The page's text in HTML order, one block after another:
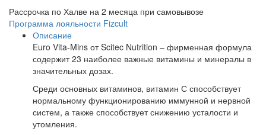
Рассрочка по Халве на 2 месяца при самовывозе
Программа лояльности Fizcult
Описание
Euro Vita-Mins от Scitec Nutrition – фирменная формула
содержит 23 наиболее важные витамины и минералы в
значительных дозах.
Среди основных витаминов, витамин С способствует
нормальному функционированию иммунной и нервной
систем, а также способствует снижению усталости и
утомления.